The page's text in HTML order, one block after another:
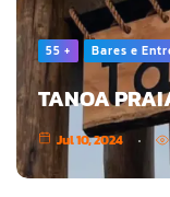
55 + Bares e
TANOA
Jul 10, 2024